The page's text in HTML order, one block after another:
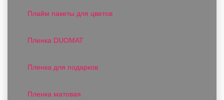
Плайм пакеты для цветов
Пленка DUOMAT
Пленка для подарков
Пленка матовая